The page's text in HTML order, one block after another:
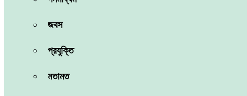
জবস
প্রযুক্তি
মতামত